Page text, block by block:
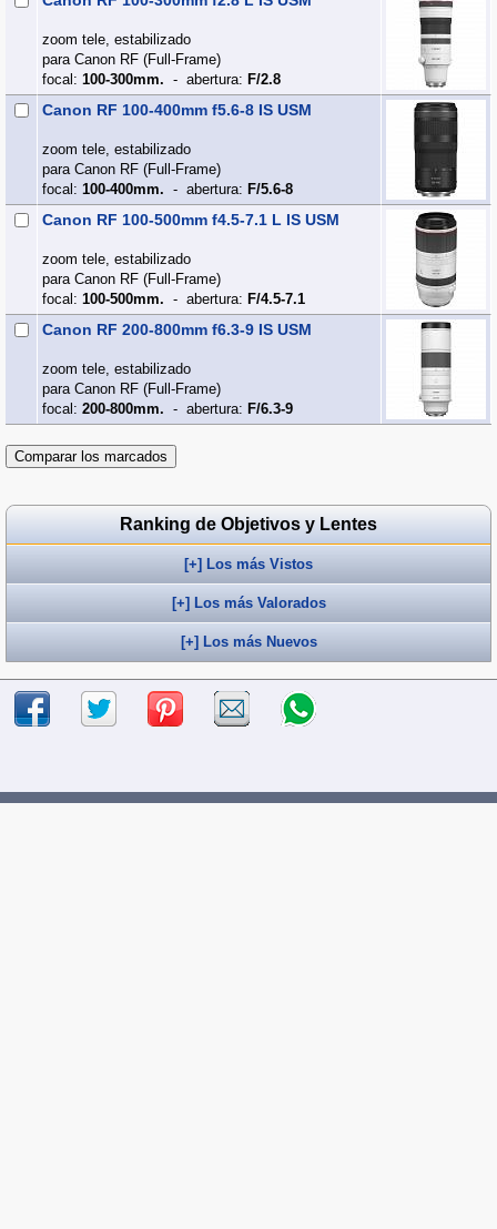
zoom tele, estabilizado
para Canon RF (Full‑Frame)
focal: 100-300mm. - abertura: F/2.8
Canon RF 100-400mm f5.6-8 IS USM
zoom tele, estabilizado
para Canon RF (Full‑Frame)
focal: 100-400mm. - abertura: F/5.6-8
Canon RF 100-500mm f4.5-7.1 L IS USM
zoom tele, estabilizado
para Canon RF (Full‑Frame)
focal: 100-500mm. - abertura: F/4.5-7.1
Canon RF 200-800mm f6.3-9 IS USM
zoom tele, estabilizado
para Canon RF (Full‑Frame)
focal: 200-800mm. - abertura: F/6.3-9
Ranking de Objetivos y Lentes
[+] Los más Vistos
[+] Los más Valorados
[+] Los más Nuevos